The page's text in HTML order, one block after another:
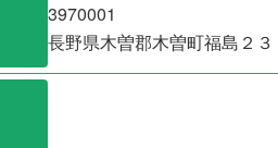
3970001
長野県木曽郡木曽町福島２